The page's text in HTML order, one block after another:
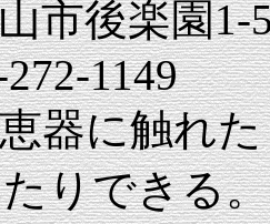
市後楽園1-
1149
に触れた
りできる。